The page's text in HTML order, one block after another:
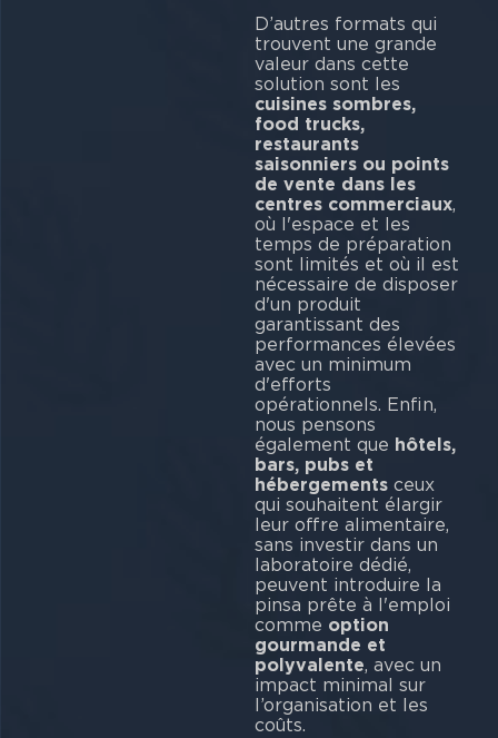
D’autres formats qui
trouvent une grande
valeur dans cette
solution sont les
cuisines sombres,
food trucks,
restaurants
saisonniers ou points
de vente dans les
centres commerciaux,
où l'espace et les
temps de préparation
sont limités et où il est
nécessaire de disposer
d'un produit
garantissant des
performances élevées
avec un minimum
d'efforts
opérationnels. Enfin,
nous pensons
également que hôtels,
bars, pubs et
hébergementsceux
qui souhaitent élargir
leur offre alimentaire,
sans investir dans un
laboratoire dédié,
peuvent introduire la
pinsa prête à l'emploi
comme option
gourmande et
polyvalente, avec un
impact minimal sur
l’organisation et les
coûts.